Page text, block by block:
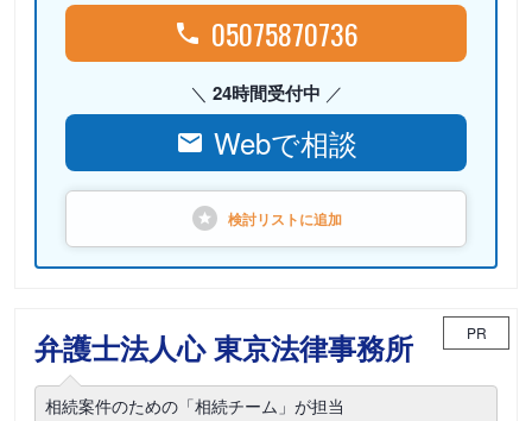
05075870736
24時間受付中
Webで相談
検討リストに追加
弁護士法人心 東京法律事務所 PR
相続案件のための「相続チーム」が担当